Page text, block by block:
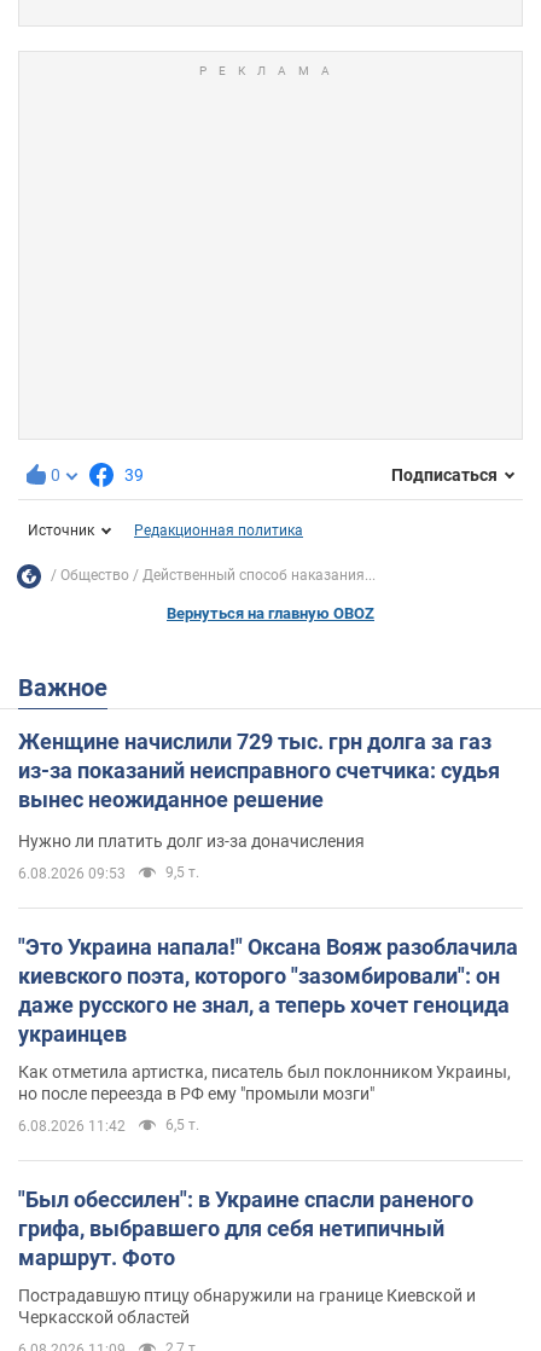
0 39 Подписаться
Источник Редакционная политика
Общество Действенный способ наказания...
Вернуться на главную OBOZ
Важное
Женщине начислили 729 тыс. грн долга за газ
из-за показаний неисправного счетчика: судья
вынес неожиданное решение
Нужно ли платить долг из-за доначисления
6.08.2026 09:53 9,5 т.
"Это Украина напала!" Оксана Вояж разоблачила
киевского поэта, которого "зазомбировали": он
даже русского не знал, а теперь хочет геноцида
украинцев
Как отметила артистка, писатель был поклонником Украины,
но после переезда в РФ ему "промыли мозги"
6.08.2026 11:42 6,5 т.
"Был обессилен": в Украине спасли раненого
грифа, выбравшего для себя нетипичный
маршрут. Фото
Пострадавшую птицу обнаружили на границе Киевской и
Черкасской областей